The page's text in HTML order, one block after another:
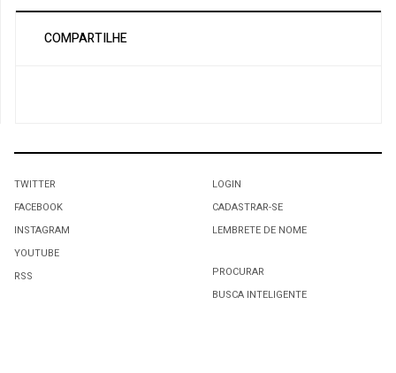
COMPARTILHE
TWITTER
FACEBOOK
INSTAGRAM
YOUTUBE
RSS
LOGIN
CADASTRAR-SE
LEMBRETE DE NOME
PROCURAR
BUSCA INTELIGENTE